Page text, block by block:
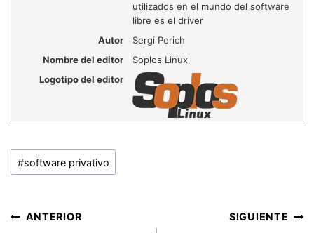
utilizados en el mundo del software
libre es el driver
Autor
Sergi Perich
Nombre del editor
Soplos Linux
Logotipo del editor
Etiquetas
de
entrada:
#software privativo
Navegación
ANTERIOR SIGUIENTE